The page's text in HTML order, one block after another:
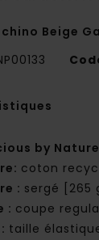
Beige
by
coton
: sergé [265
: coupe
taille